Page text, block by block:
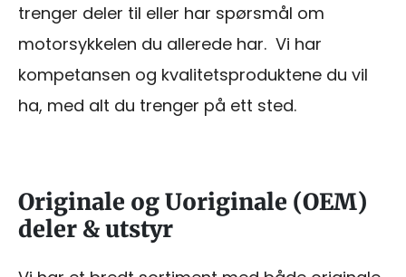
trenger deler til eller har spørsmål om
motorsykkelen du allerede har. Vi har
kompetansen og kvalitetsproduktene du vil
ha, med alt du trenger på ett sted.
Originale og Uoriginale (OEM)
deler & utstyr